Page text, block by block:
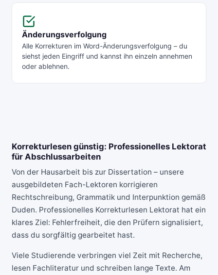
Änderungsverfolgung
Alle Korrekturen im Word-Änderungsverfolgung – du
siehst jeden Eingriff und kannst ihn einzeln annehmen
oder ablehnen.
Korrekturlesen günstig: Professionelles Lektorat
für Abschlussarbeiten
Von der Hausarbeit bis zur Dissertation – unsere
ausgebildeten Fach-Lektoren korrigieren
Rechtschreibung, Grammatik und Interpunktion gemäß
Duden. Professionelles Korrekturlesen Lektorat hat ein
klares Ziel: Fehlerfreiheit, die den Prüfern signalisiert,
dass du sorgfältig gearbeitet hast.
Viele Studierende verbringen viel Zeit mit Recherche,
lesen Fachliteratur und schreiben lange Texte. Am